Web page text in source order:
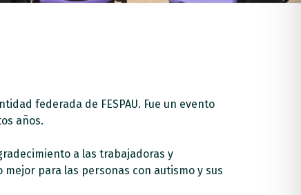
federada de FESPAU. Fue un evento
años.
a las trabajadoras y
para las personas con autismo y sus